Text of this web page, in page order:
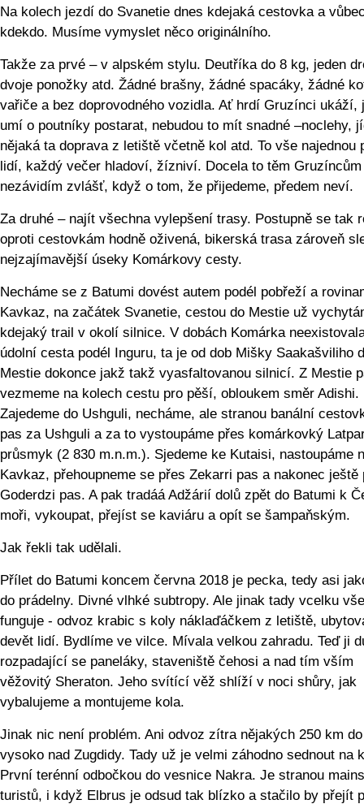
Na kolech jezdí do Svanetie dnes kdejaká cestovka a
kdekdo. Musíme vymyslet něco originálního.
Takže za prvé – v alpském stylu. Deutříka do 8 kg, jeden
dvoje ponožky atd. Žádné brašny, žádné spacáky, žádné
vařiče a bez doprovodného vozidla. Ať hrdí Gruzínci ukáží,
umí o poutníky postarat, nebudou to mít snadné –noclehy,
nějaká ta doprava z letiště včetně kol atd. To vše najednou
lidí, každý večer hladoví, žízniví. Docela to těm Gruzíncům
nezávidím zvlášť, když o tom, že přijedeme, předem neví.
Za druhé – najít všechna vylepšení trasy. Postupně se tak
oproti cestovkám hodně oživená, bikerská trasa zároveň
nejzajímavější úseky Komárkovy cesty.
Necháme se z Batumi dovést autem podél pobřeží a
Kavkaz, na začátek Svanetie, cestou do Mestie už
kdejaký trail v okolí silnice. V dobách Komárka
údolní cesta podél Inguru, ta je od dob Mišky Saakašviliho
Mestie dokonce jakž takž vyasfaltovanou silnicí. Z Mestie
vezmeme na kolech cestu pro pěší, obloukem směr Adishi.
Zajedeme do Ushguli, necháme, ale stranou banální
pas za Ushguli a za to vystoupáme přes komárkovký
průsmyk (2 830 m.n.m.). Sjedeme ke Kutaisi, nastoupáme
Kavkaz, přehoupneme se přes Zekarri pas a nakonec ještě
Goderdzi pas. A pak tradáá Adžárií dolů zpět do Batumi k
moři, vykoupat, přejíst se kaviáru a opít se šampaňským.
Jak řekli tak udělali.
Přílet do Batumi koncem června 2018 je pecka, tedy asi
do prádelny. Divné vlhké subtropy. Ale jinak tady vcelku vše
funguje - odvoz krabic s koly náklaďáčkem z letiště,
devět lidí. Bydlíme ve vilce. Mívala velkou zahradu. Teď ji
rozpadající se paneláky, staveniště čehosi a nad tím vším
věžovitý Sheraton. Jeho svítící věž shlíží v noci shůry, jak
vybalujeme a montujeme kola.
Jinak nic není problém. Ani odvoz zítra nějakých 250 km
vysoko nad Zugdidy. Tady už je velmi záhodno sednout na
První terénní odbočkou do vesnice Nakra. Je stranou
turistů, i když Elbrus je odsud tak blízko a stačilo by přejít